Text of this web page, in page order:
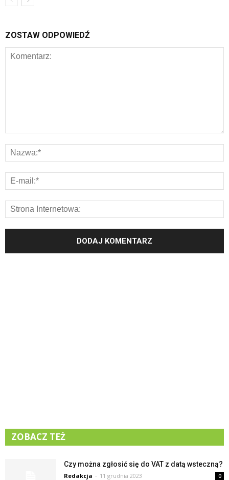
ZOSTAW ODPOWIEDŹ
ZOBACZ TEŻ
Czy można zgłosić się do VAT z datą wsteczną?
Redakcja - 11 grudnia 2023 0